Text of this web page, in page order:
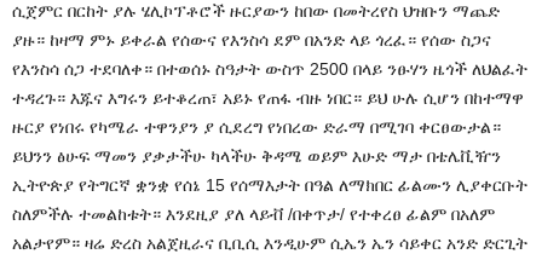
ሲጀምር በርከት ያሉ ሄሊኮፕቶሮች ዙርያውን ከበው በመትረየስ ህዝቡን ማጨድ
ያዙ። ከዛማ ምኑ ይቀራል የሰውና የእንስሳ ደም በአንድ ላይ ጎረፈ። የሰው ስጋና
የእንስሳ ሰጋ ተደባለቀ። በተወሰኑ ስዓታት ውስጥ 2500 በላይ ንፁሃን ዜጎች ለህልፈት
ተዳረጉ። እጁና እግሩን ይተቆረጠ፣ አይኑ የጠፋ ብዙ ነበር። ይህ ሁሉ ሲሆን በከተማዋ
ዙርያ የነበሩ የካሜራ ተዋንያን ያ ሲደረግ የነበረው ድራማ በሚገባ ቀርፀውታል።
ይህንን ፅሁፍ ማመን ያቃታችሁ ካላችሁ ቅዳሜ ወይም እሁድ ማታ በቴሌቪዥን
ኢትዮጵያ የትግርኛ ቋንቋ የሰኔ 15 የሰማእታት በዓል ለማክበር ፊልሙን ሊያቀርቡት
ስለምችሉ ተመልከቱት። እንደዚያ ያለ ላይቭ /በቀጥታ/ የተቀረፀ ፊልም በአለም
አልታየም። ዛሬ ድረስ አልጀዚራና ቢቢሲ እንዲሁም ሲኤን ኤን ሳይቀር አንድ ድርጊት